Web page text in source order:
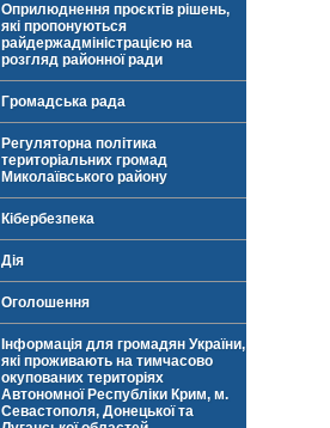
Оприлюднення проєктів рішень,
які пропонуються
райдержадміністрацією на
розгляд районної ради
Громадська рада
Регуляторна політика
територіальних громад
Миколаївського району
Кібербезпека
Дія
Оголошення
Інформація для громадян України,
які проживають на тимчасово
окупованих територіях
Автономної Республіки Крим, м.
Севастополя, Донецької та